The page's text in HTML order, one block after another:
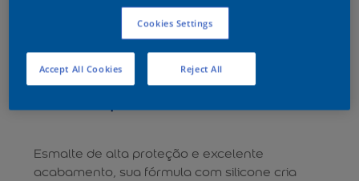
Esmalte de alta proteção e excelente
acabamento, sua fórmula com silicone cria
Cookies Settings
Reject All
Accept All Cookies